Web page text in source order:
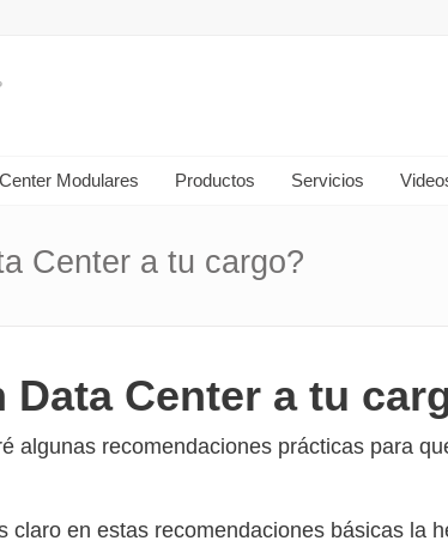
Modulares Productos Servicios
Center a tu cargo?
Data Center a tu
algunas recomendaciones prácticas para
claro en estas recomendaciones básicas la